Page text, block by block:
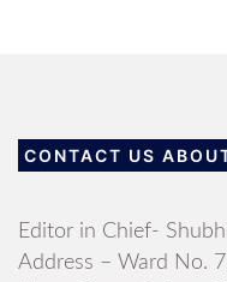
CONTACT US
Editor in Chief-
Address – Ward No.